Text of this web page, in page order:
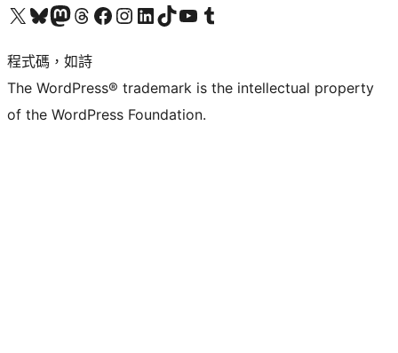
查看我們的 X (之前的 Twitter) 帳號造訪我們的 Bluesky 帳號造訪我們的 Mastodon 帳號造訪我們的 Threads 帳號 造訪我們的 Facebook 粉絲專頁Visit our Instagram account
Visit our LinkedIn account
造訪我們的 TikTok 帳號Visit our YouTube channel
造訪我們的 Tumblr 帳號
程式碼，如詩
The WordPress® trademark is the intellectual property
of the WordPress Foundation.